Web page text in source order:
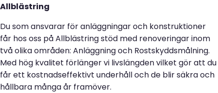
Allblästring
Du som ansvarar för anläggningar och konstruktioner
får hos oss på Allblästring stöd med renoveringar inom
två olika områden: Anläggning och Rostskyddsmålning.
Med hög kvalitet förlänger vi livslängden vilket gör att du
får ett kostnadseffektivt underhåll och de blir säkra och
hållbara många år framöver.